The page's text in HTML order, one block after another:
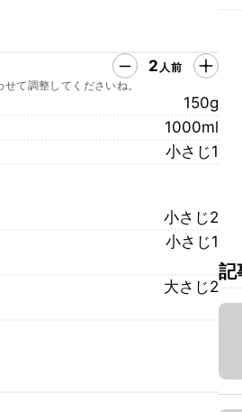
2 人前
て調整してくださいね。
150g
1000ml
小さじ1
小さじ2
小さじ1
大さじ2
記